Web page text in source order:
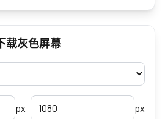
下载灰色屏幕
px px